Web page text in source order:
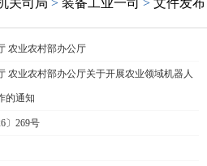
农业农村部办公厅
农业农村部办公厅关于开展农业领域机器人
的通知
〕269号